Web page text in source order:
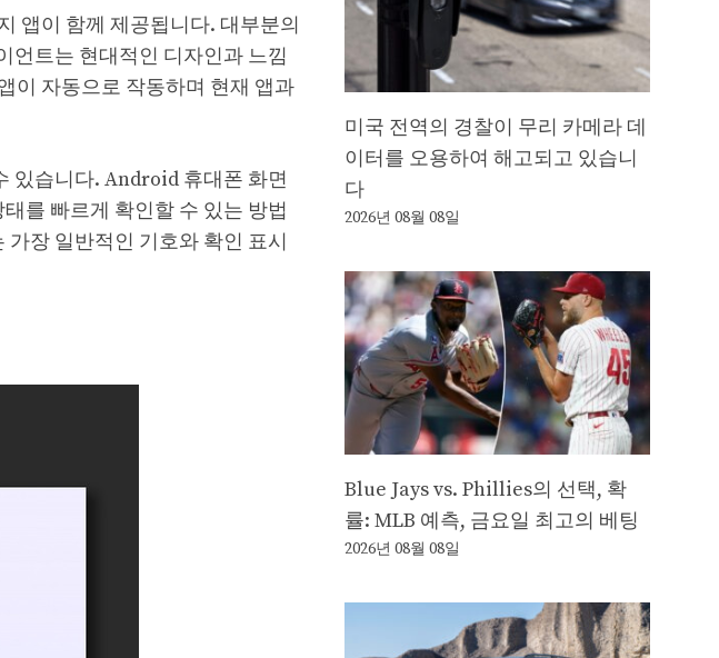
앱이 함께 제공됩니다. 대부분의
언트는 현대적인 디자인과 느낌
이 자동으로 작동하며 현재 앱과
있습니다. Android 휴대폰 화면
를 빠르게 확인할 수 있는 방법
장 일반적인 기호와 확인 표시
미국 전역의 경찰이 무리 카메라 데
이터를 오용하여 해고되고 있습니
다
2026년 08월 08일
Blue Jays vs. Phillies의 선택, 확
률: MLB 예측, 금요일 최고의 베팅
2026년 08월 08일